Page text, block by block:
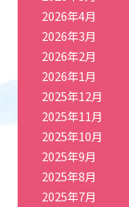
2026年4月
2026年3月
2026年2月
2026年1月
2025年12月
2025年11月
2025年10月
2025年9月
2025年8月
2025年7月